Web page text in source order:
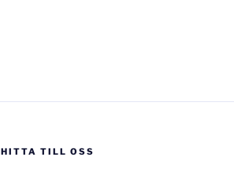
HITTA TILL OSS